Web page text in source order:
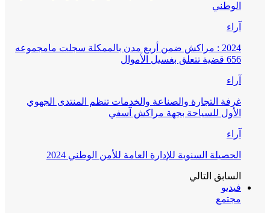
الوطني
آراء
2024 : مراكش ضمن أربع مدن بالممكلة سجلت مامجموعه
656 قضية تتعلق بغسيل الأموال
آراء
غرفة التجارة والصناعة والخدمات تنظم المنتدى الجهوي
الأول للسياحة بجهة مراكش آسفي
آراء
الحصيلة السنوية للإدارة العامة للأمن الوطني 2024
السابق التالي
فيديو
مجتمع